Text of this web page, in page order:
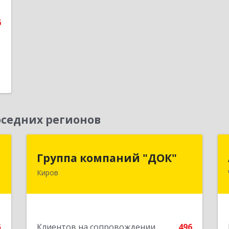
регионов
Группа компаний "ДОК"
Киров
Группа компаний "ДОК"